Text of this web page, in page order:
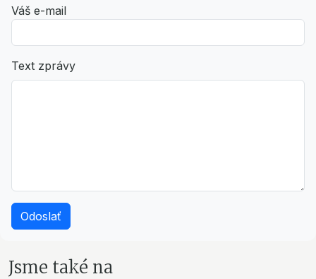
Váš e-mail
Text zprávy
Odoslať
Jsme také na